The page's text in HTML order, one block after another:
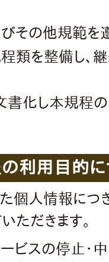
その他規範を
類を整備し、
書化し本規程
利用目的に
個人情報につ
ただきます。
ビスの停止・